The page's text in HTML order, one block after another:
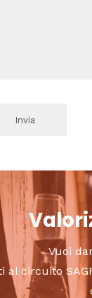
Vuoi
al circuito